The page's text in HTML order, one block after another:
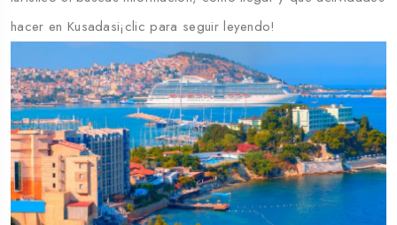
hacer en Kusadasi¡clic para seguir leyendo!